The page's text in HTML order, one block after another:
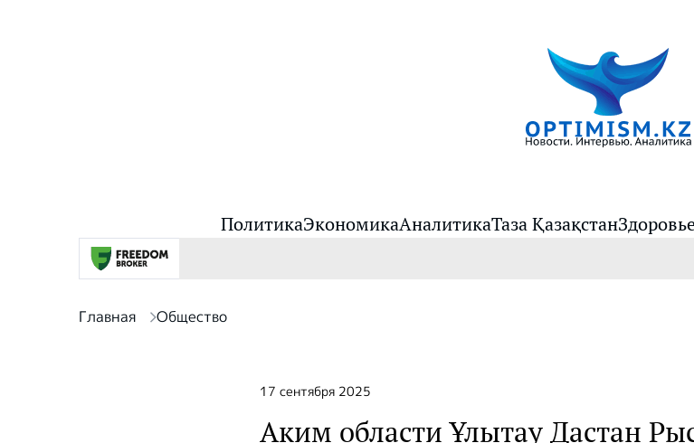
ПолитикаЭкономикаАналитикаТаза Қазақстан
Главная Общество
17 сентября 2025
Аким области Ұлытау Дастан